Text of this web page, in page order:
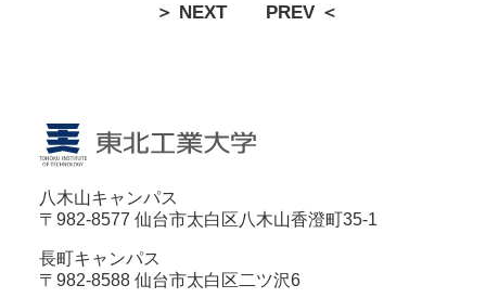
＞ NEXT PREV ＜
八木山キャンパス
〒982-8577 仙台市太白区八木山香澄町35-1
長町キャンパス
〒982-8588 仙台市太白区二ツ沢6